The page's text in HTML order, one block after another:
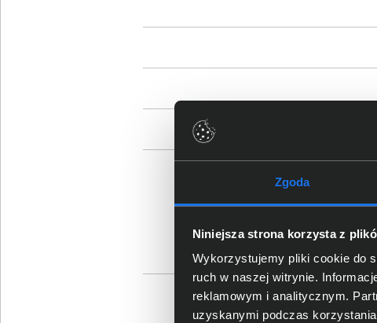
Zgoda
Niniejsza strona korzysta z
Wykorzystujemy pliki cookie do
ruch w naszej witrynie.
reklamowym i analitycznym.
uzyskanymi podczas korzystania
Osoba